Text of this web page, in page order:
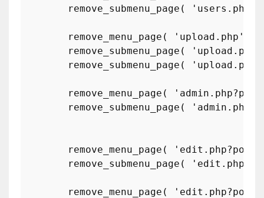
remove_submenu_page ( 'users.php'
remove_menu_page ( 'upload.php'
remove_submenu_page ( 'upload.php'
remove_submenu_page ( 'upload.php'
remove_menu_page (
remove_submenu_page (
remove_menu_page (
remove_submenu_page (
remove_menu_page (